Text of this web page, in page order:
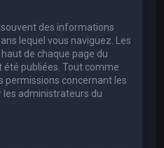
souvent des informations
lequel vous naviguez. Les
de chaque page du
publiées. Tout comme
permissions concernant les
les administrateurs du